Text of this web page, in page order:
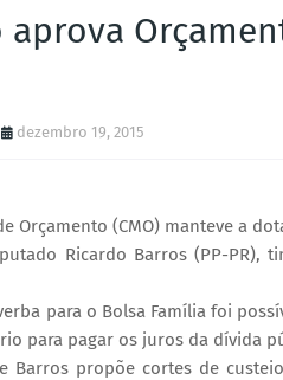
aprova
dezembro 19, 2015
Orçamento (CMO) manteve a
Ricardo Barros (PP-
para o Bolsa Família foi
para pagar os juros da dívida
Barros propõe cortes de